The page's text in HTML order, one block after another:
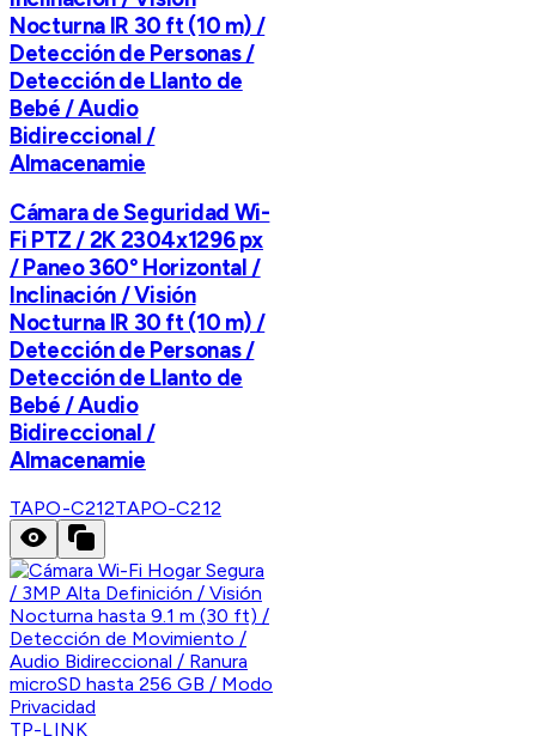
Nocturna IR 30 ft (10 m) /
Detección de Personas /
Detección de Llanto de
Bebé / Audio
Bidireccional /
Almacenamie
Cámara de Seguridad Wi-
Fi PTZ / 2K 2304x1296 px
/ Paneo 360° Horizontal /
Inclinación / Visión
Nocturna IR 30 ft (10 m) /
Detección de Personas /
Detección de Llanto de
Bebé / Audio
Bidireccional /
Almacenamie
TAPO-C212TAPO-C212
TP-LINK